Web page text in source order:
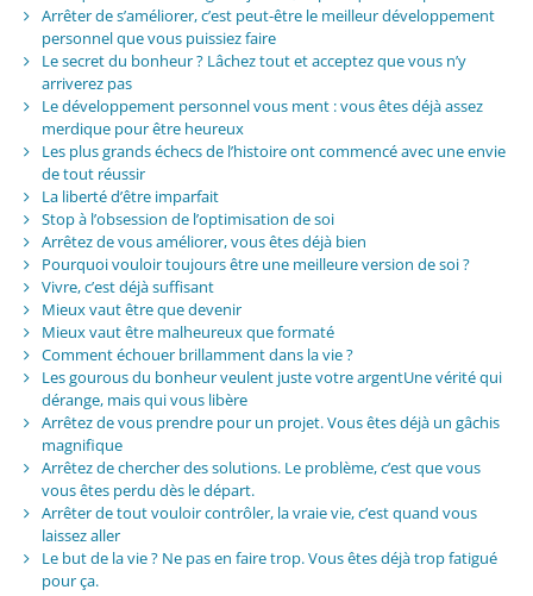
Arrêter de s’améliorer, c’est peut-être le meilleur développement
personnel que vous puissiez faire
Le secret du bonheur ? Lâchez tout et acceptez que vous n’y
arriverez pas
Le développement personnel vous ment : vous êtes déjà assez
merdique pour être heureux
Les plus grands échecs de l’histoire ont commencé avec une envie
de tout réussir
La liberté d’être imparfait
Stop à l’obsession de l’optimisation de soi
Arrêtez de vous améliorer, vous êtes déjà bien
Pourquoi vouloir toujours être une meilleure version de soi ?
Vivre, c’est déjà suffisant
Mieux vaut être que devenir
Mieux vaut être malheureux que formaté
Comment échouer brillamment dans la vie ?
Les gourous du bonheur veulent juste votre argentUne vérité qui
dérange, mais qui vous libère
Arrêtez de vous prendre pour un projet. Vous êtes déjà un gâchis
magnifique
Arrêtez de chercher des solutions. Le problème, c’est que vous
vous êtes perdu dès le départ.
Arrêter de tout vouloir contrôler, la vraie vie, c’est quand vous
laissez aller
Le but de la vie ? Ne pas en faire trop. Vous êtes déjà trop fatigué
pour ça.